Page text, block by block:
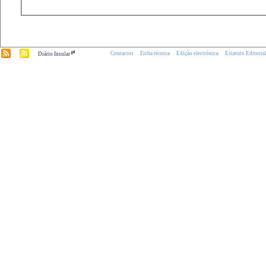
Diário Insular.pt Contactos Ficha técnica Edição electrónica Estatuto Editorial